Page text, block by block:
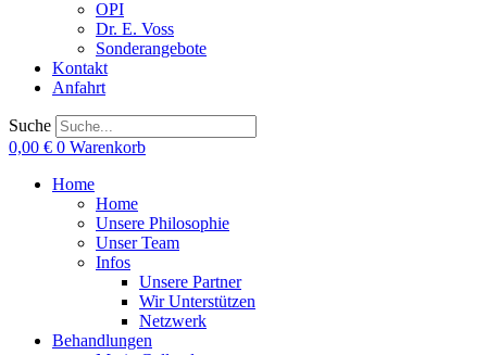
OPI
Dr. E. Voss
Sonderangebote
Kontakt
Anfahrt
Suche
0,00 € 0 Warenkorb
Home
Home
Unsere Philosophie
Unser Team
Infos
Unsere Partner
Wir Unterstützen
Netzwerk
Behandlungen